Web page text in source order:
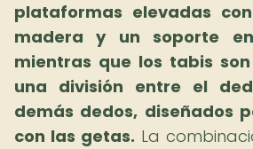
plataformas elevadas
madera y un soporte
mientras que los tabis
una división entre el
demás dedos, diseñados
con las getas. La